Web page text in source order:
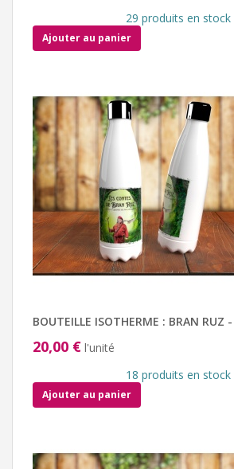
29 produits en stock
Ajouter au panier
BOUTEILLE ISOTHERME : BRAN RUZ
20,00 € l'unité
18 produits en stock
Ajouter au panier